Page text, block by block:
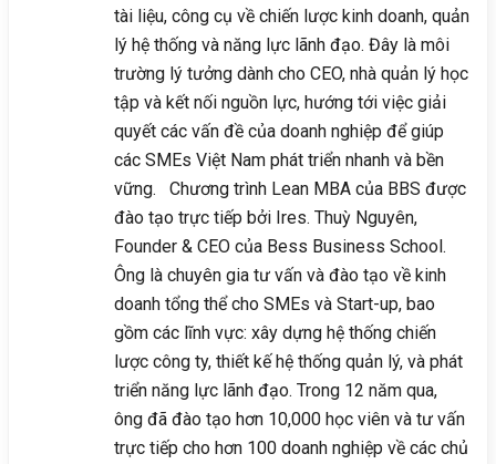
tài liệu, công cụ về chiến lược kinh doanh, quản
lý hệ thống và năng lực lãnh đạo. Đây là môi
trường lý tưởng dành cho CEO, nhà quản lý học
tập và kết nối nguồn lực, hướng tới việc giải
quyết các vấn đề của doanh nghiệp để giúp
các SMEs Việt Nam phát triển nhanh và bền
vững. Chương trình Lean MBA của BBS được
đào tạo trực tiếp bởi Ires. Thuỳ Nguyên,
Founder & CEO của Bess Business School.
Ông là chuyên gia tư vấn và đào tạo về kinh
doanh tổng thể cho SMEs và Start-up, bao
gồm các lĩnh vực: xây dựng hệ thống chiến
lược công ty, thiết kế hệ thống quản lý, và phát
triển năng lực lãnh đạo. Trong 12 năm qua,
ông đã đào tạo hơn 10,000 học viên và tư vấn
trực tiếp cho hơn 100 doanh nghiệp về các chủ